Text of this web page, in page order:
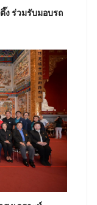
ง ร่วมรับมอบรถ